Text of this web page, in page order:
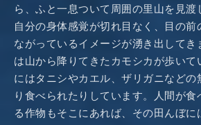
ら、ふと一息ついて周囲の里山を見渡
自分の身体感覚が切れ目なく、目の前
ながっているイメージが湧き出してき
は山から降りてきたカモシカが歩いて
にはタニシやカエル、ザリガニなどの
り食べられたりしています。人間が食
る作物もそこにあれば、その田んぼに